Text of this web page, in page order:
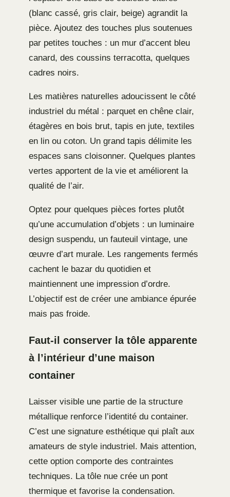
(blanc cassé, gris clair, beige) agrandit la
pièce. Ajoutez des touches plus soutenues
par petites touches : un mur d’accent bleu
canard, des coussins terracotta, quelques
cadres noirs.
Les matières naturelles adoucissent le côté
industriel du métal : parquet en chêne clair,
étagères en bois brut, tapis en jute, textiles
en lin ou coton. Un grand tapis délimite les
espaces sans cloisonner. Quelques plantes
vertes apportent de la vie et améliorent la
qualité de l’air.
Optez pour quelques pièces fortes plutôt
qu’une accumulation d’objets : un luminaire
design suspendu, un fauteuil vintage, une
œuvre d’art murale. Les rangements fermés
cachent le bazar du quotidien et
maintiennent une impression d’ordre.
L’objectif est de créer une ambiance épurée
mais pas froide.
Faut-il conserver la tôle apparente
à l’intérieur d’une maison
container
Laisser visible une partie de la structure
métallique renforce l’identité du container.
C’est une signature esthétique qui plaît aux
amateurs de style industriel. Mais attention,
cette option comporte des contraintes
techniques. La tôle nue crée un pont
thermique et favorise la condensation.